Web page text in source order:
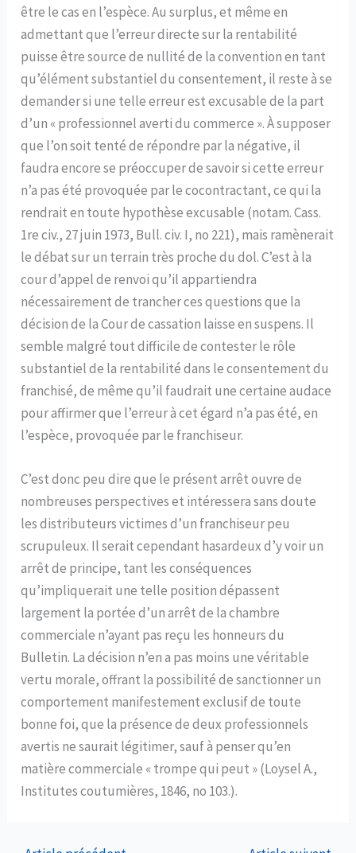
être le cas en l’espèce. Au surplus, et même en
admettant que l’erreur directe sur la rentabilité
puisse être source de nullité de la convention en tant
qu’élément substantiel du consentement, il reste à se
demander si une telle erreur est excusable de la part
d’un « professionnel averti du commerce ». À supposer
que l’on soit tenté de répondre par la négative, il
faudra encore se préoccuper de savoir si cette erreur
n’a pas été provoquée par le cocontractant, ce qui la
rendrait en toute hypothèse excusable (notam. Cass.
1re civ., 27 juin 1973, Bull. civ. I, no 221), mais ramènerait
le débat sur un terrain très proche du dol. C’est à la
cour d’appel de renvoi qu’il appartiendra
nécessairement de trancher ces questions que la
décision de la Cour de cassation laisse en suspens. Il
semble malgré tout difficile de contester le rôle
substantiel de la rentabilité dans le consentement du
franchisé, de même qu’il faudrait une certaine audace
pour affirmer que l’erreur à cet égard n’a pas été, en
l’espèce, provoquée par le franchiseur.
C’est donc peu dire que le présent arrêt ouvre de
nombreuses perspectives et intéressera sans doute
les distributeurs victimes d’un franchiseur peu
scrupuleux. Il serait cependant hasardeux d’y voir un
arrêt de principe, tant les conséquences
qu’impliquerait une telle position dépassent
largement la portée d’un arrêt de la chambre
commerciale n’ayant pas reçu les honneurs du
Bulletin. La décision n’en a pas moins une véritable
vertu morale, offrant la possibilité de sanctionner un
comportement manifestement exclusif de toute
bonne foi, que la présence de deux professionnels
avertis ne saurait légitimer, sauf à penser qu’en
matière commerciale « trompe qui peut » (Loysel A.,
Institutes coutumières, 1846, no 103.).